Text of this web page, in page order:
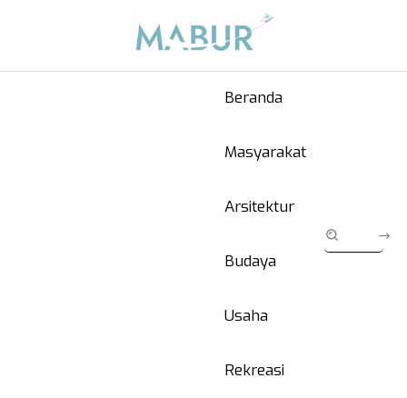
Beranda
Masyarakat
Arsitektur
Budaya
Usaha
Rekreasi